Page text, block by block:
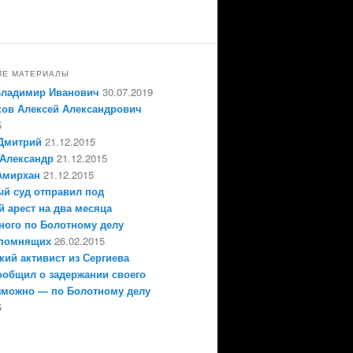
МАТЕРИАЛЫ
Иванович 30.07.2019
Алексей Александрович
21.12.2015
21.12.2015
21.12.2015
суд отправил под
арест на два месяца
по Болотному делу
26.02.2015
активист из Сергиева
о задержании своего
— по Болотному делу